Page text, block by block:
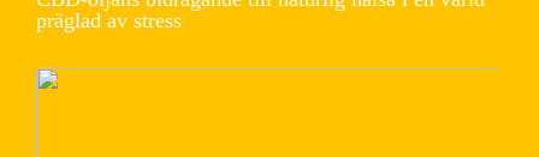
präglad av stress